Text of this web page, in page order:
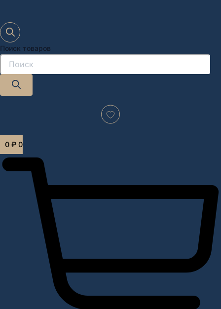
Поиск товаров
0 ₽ 0
Дизайн-проект "под ключ" в Москве
Услуги дизайнера интерьера